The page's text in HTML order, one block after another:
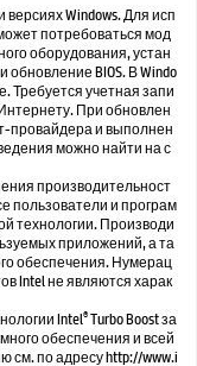
Windows. Для исп
потребоваться мод
оборудования, устан
BIOS. В Windo
Требуется учетная запи
При обновлен
провайдера и выполнен
можно найти на с
производительност
пользователи и програм
технологии. Производи
приложений, а та
обеспечения. Нумерац
Intel не являются харак
Intel®Turbo Boost за
обеспечения и всей
по адресу http://www.i